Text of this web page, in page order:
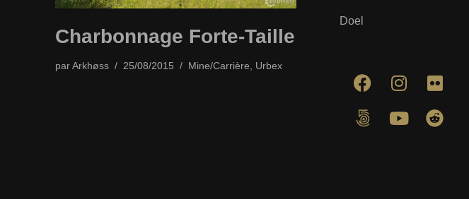
Charbonnage Forte-Taille
parArkhøss 25/08/2015 Mine/Carrière, Urbex
Doel